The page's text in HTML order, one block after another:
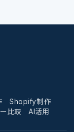
Shopify制作
比較 AI活用